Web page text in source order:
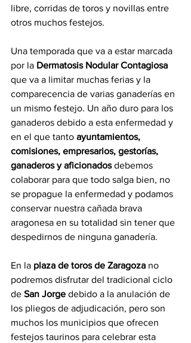
libre, corridas de toros y novillas entre
otros muchos festejos.
Una temporada que va a estar marcada
por la Dermatosis Nodular Contagiosa
que va a limitar muchas ferias y la
comparecencia de varias ganaderías en
un mismo festejo. Un año duro para los
ganaderos debido a esta enfermedad y
en el que tanto ayuntamientos,
comisiones, empresarios, gestorías,
ganaderos y aficionados debemos
colaborar para que todo salga bien, no
se propague la enfermedad y podamos
conservar nuestra cañada brava
aragonesa en su totalidad sin tener que
despedirnos de ninguna ganadería.
En la plaza de toros de Zaragoza no
podremos disfrutar del tradicional ciclo
de San Jorge debido a la anulación de
los pliegos de adjudicación, pero son
muchos los municipios que ofrecen
festejos taurinos para celebrar esta